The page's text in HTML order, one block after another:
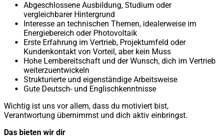
Abgeschlossene Ausbildung, Studium oder
vergleichbarer Hintergrund
Interesse an technischen Themen, idealerweise im
Energiebereich oder Photovoltaik
Erste Erfahrung im Vertrieb, Projektumfeld oder
Kundenkontakt von Vorteil, aber kein Muss
Hohe Lernbereitschaft und der Wunsch, dich im Vertrieb
weiterzuentwickeln
Strukturierte und eigenständige Arbeitsweise
Gute Deutsch- und Englischkenntnisse
Wichtig ist uns vor allem, dass du motiviert bist,
Verantwortung übernimmst und dich aktiv einbringst.
Das bieten wir dir